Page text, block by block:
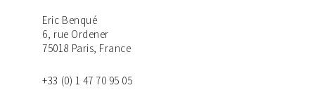
Contact
Eric Benqué
6, rue Ordener
75018 Paris, France
+33 (0) 1 47 70 95 05